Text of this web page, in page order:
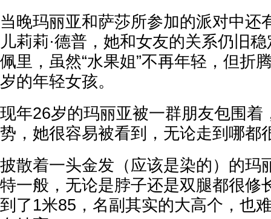
当晚玛丽亚和萨莎所参加的派对中还
儿莉莉·德普，她和女友的关系仍旧
佩里，虽然“水果姐”不再年轻，但折
岁的年轻女孩。
现年26岁的玛丽亚被一群朋友包围着
势，她很容易被看到，无论走到哪都
披散着一头金发（应该是染的）的玛
特一般，无论是脖子还是双腿都很修
到了1米85，名副其实的大高个，也